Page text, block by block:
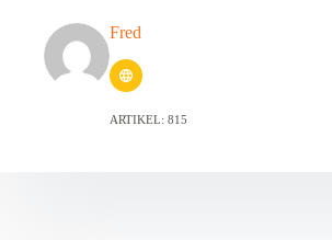
Fred
ARTIKEL: 815